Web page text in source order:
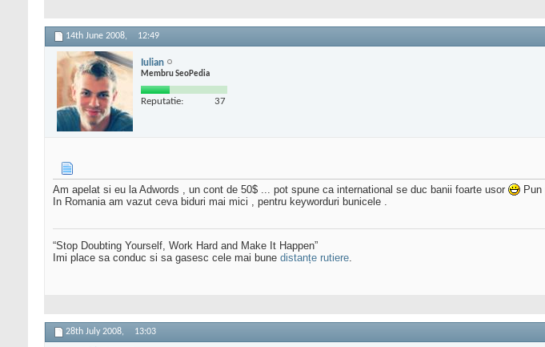
14th June 2008, 12:49
Iulian
Membru SeoPedia
Reputatie: 37
Am apelat si eu la Adwords , un cont de 50$ ... pot spune ca international se duc banii foarte usor
Pun
In Romania am vazut ceva biduri mai mici , pentru keyworduri bunicele .
“Stop Doubting Yourself, Work Hard and Make It Happen”
Imi place sa conduc si sa gasesc cele mai bune distanțe rutiere
28th July 2008, 13:03